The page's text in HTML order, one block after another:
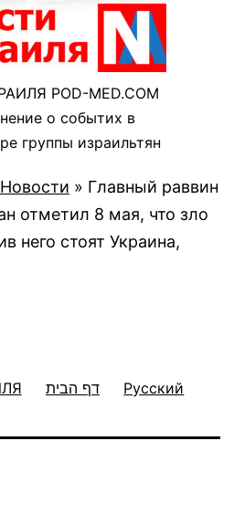
POD-MED.COM
о событих в
группы израильтян
Новости » Главный раввин
отметил 8 мая, что зло
него стоят Украина,
דף הבית Русский